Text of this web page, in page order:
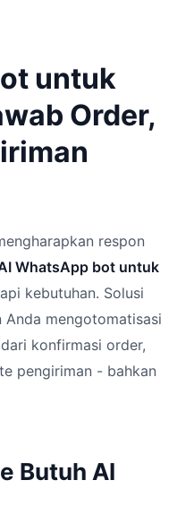
untuk
Order,
respon
WhatsApp bot untuk
kebutuhan. Solusi
mengotomatisasi
konfirmasi order,
pengiriman - bahkan
Butuh AI